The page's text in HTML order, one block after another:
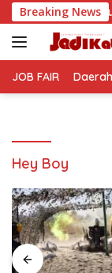
Langsung
ke
konten
Breaking News
Uang
JOB FAIR Daerah
Hey Boy